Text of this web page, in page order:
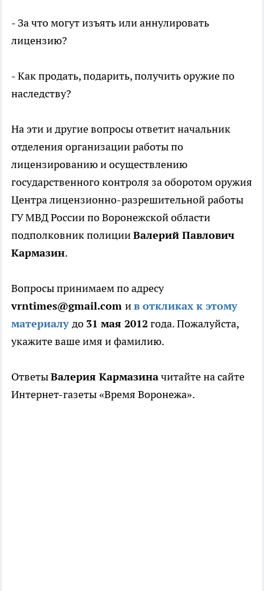
- За что могут изъять или аннулировать
лицензию?
- Как продать, подарить, получить оружие по
наследству?
На эти и другие вопросы ответит начальник
отделения организации работы по
лицензированию и осуществлению
государственного контроля за оборотом оружия
Центра лицензионно-разрешительной работы
ГУ МВД России по Воронежской области
подполковник полицииВалерий Павлович
Кармазин.
Вопросы принимаем по адресу
vrntimes@gmail.com ив откликах к этому
материалу до 31 мая 2012 года. Пожалуйста,
укажите ваше имя и фамилию.
ОтветыВалерия Кармазиначитайте на сайте
Интернет-газеты «Время Воронежа».